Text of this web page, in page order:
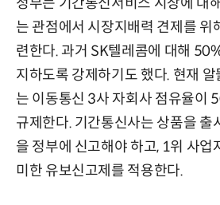
는 관점에서 시장지배력 견제를 위
련한다. 과거 SK텔레콤에 대해
지하도록 강제하기도 했다. 현재 알
는 이동통신 3사 자회사 점유율이
규제한다. 기간통신사는 상품을 출
을 정부에 신고해야 하고, 1위 사업
미한 유보신고제를 적용한다.